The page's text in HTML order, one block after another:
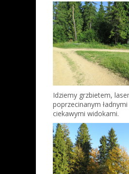
Idziemy grzbietem,
poprzecinanym
ciekawymi widokami.